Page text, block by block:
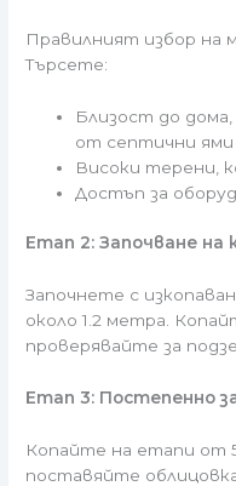
Правилният избор на
Търсете:
Близост до
от септични ями
Високи терени,
Достъп за
Етап 2: Започване на
Започнете с
около 1.2 метра.
проверявайте за
Етап 3: Постепенно
Копайте на етапи от
поставяйте